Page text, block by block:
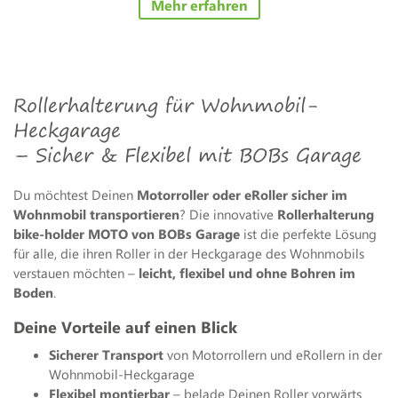
Mehr erfahren
Rollerhalterung für Wohnmobil-
Heckgarage
– Sicher & Flexibel mit BOBs Garage
Du möchtest Deinen Motorroller oder eRoller sicher im
Wohnmobil transportieren? Die innovative Rollerhalterung
bike-holder MOTO von BOBs Garage ist die perfekte Lösung
für alle, die ihren Roller in der Heckgarage des Wohnmobils
verstauen möchten – leicht, flexibel und ohne Bohren im
Boden.
Deine Vorteile auf einen Blick
Sicherer Transport von Motorrollern und eRollern in der
Wohnmobil-Heckgarage
Flexibel montierbar – belade Deinen Roller vorwärts